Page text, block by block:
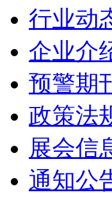
行业动
企业介
预警期
政策法
展会信
通知公